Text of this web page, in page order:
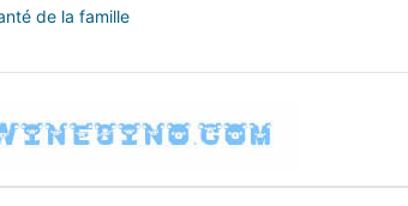
de la famille